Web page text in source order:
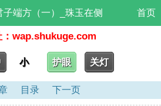
子端方（一）_珠玉在侧 首页
：wap.shukuge.com
小 护眼 关灯
目录 下一页